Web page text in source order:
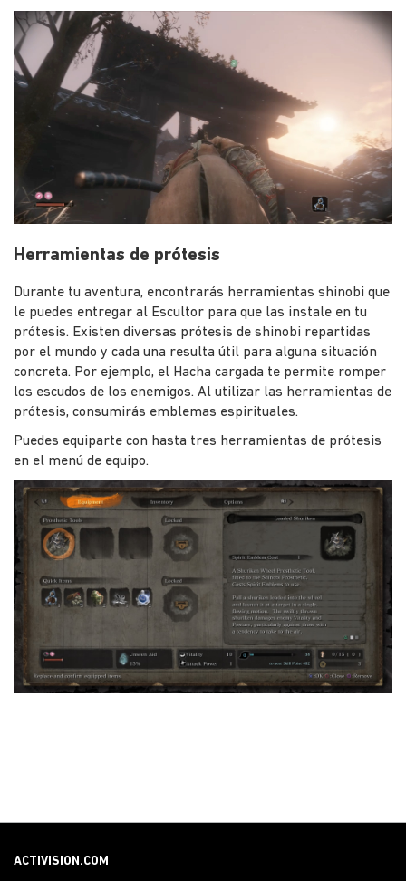
Herramientas de prótesis
Durante tu aventura, encontrarás herramientas shinobi que
le puedes entregar al Escultor para que las instale en tu
prótesis. Existen diversas prótesis de shinobi repartidas
por el mundo y cada una resulta útil para alguna situación
concreta. Por ejemplo, el Hacha cargada te permite romper
los escudos de los enemigos. Al utilizar las herramientas de
prótesis, consumirás emblemas espirituales.
Puedes equiparte con hasta tres herramientas de prótesis
en el menú de equipo.
ACTIVISION.COM